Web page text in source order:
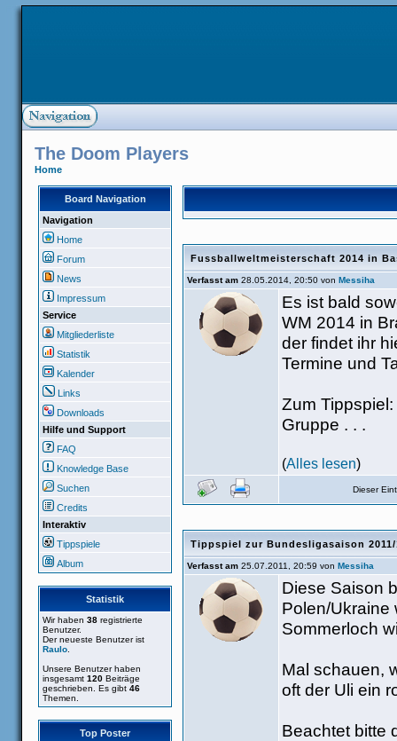
The Doom Players
Home
Board Navigation
Navigation
Home
Forum
News
Impressum
Service
Mitgliederliste
Statistik
Kalender
Links
Downloads
Hilfe und Support
FAQ
Knowledge Base
Suchen
Credits
Interaktiv
Tippspiele
Album
Statistik
Wir haben 38 registrierte
Benutzer.
Der neueste Benutzer ist
Raulo
Unsere Benutzer haben
insgesamt 120 Beiträge
geschrieben. Es gibt 46
Themen.
Top Poster
Fussballweltmeisterschaft 2014 in
Verfasst am 28.05.2014, 20:50 von Messiha
Es ist bald
WM 2014 in
der findet ihr
Termine und
Zum
Gruppe . . .
(Alles lesen)
Dieser
Tippspiel zur Bundesligasaison 2011/
Verfasst am 25.07.2011, 20:59 von Messiha
Diese Saison
Polen/Ukraine
Sommerloch
Mal schauen,
oft der Uli ein
Beachtet bitte